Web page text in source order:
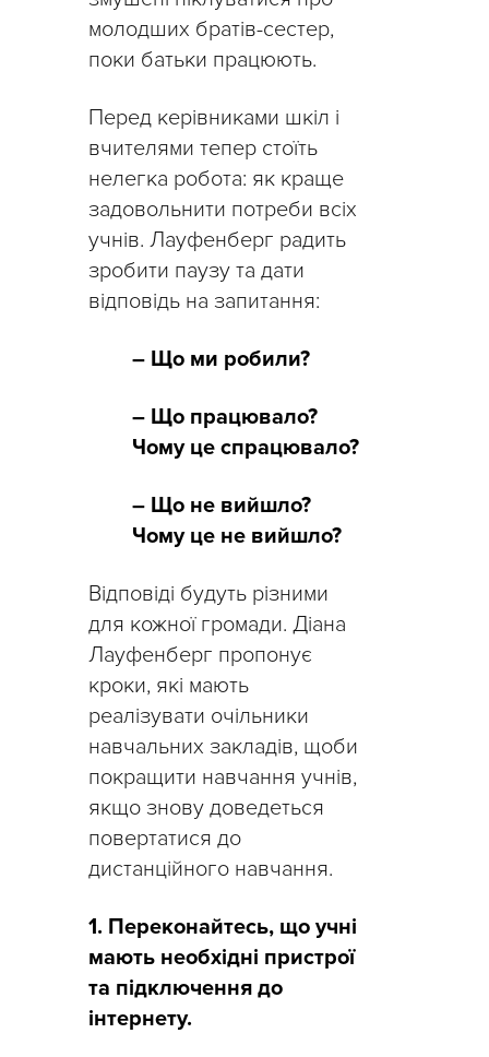
молодших братів-сестер,
поки батьки працюють.
Перед керівниками шкіл і
вчителями тепер стоїть
нелегка робота: як краще
задовольнити потреби всіх
учнів. Лауфенберг радить
зробити паузу та дати
відповідь на запитання:
– Що ми робили?
– Що працювало?
Чому це спрацювало?
– Що не вийшло?
Чому це не вийшло?
Відповіді будуть різними
для кожної громади. Діана
Лауфенберг пропонує
кроки, які мають
реалізувати очільники
навчальних закладів, щоби
покращити навчання учнів,
якщо знову доведеться
повертатися до
дистанційного навчання.
1. Переконайтесь, що учні
мають необхідні пристрої
та підключення до
інтернету.